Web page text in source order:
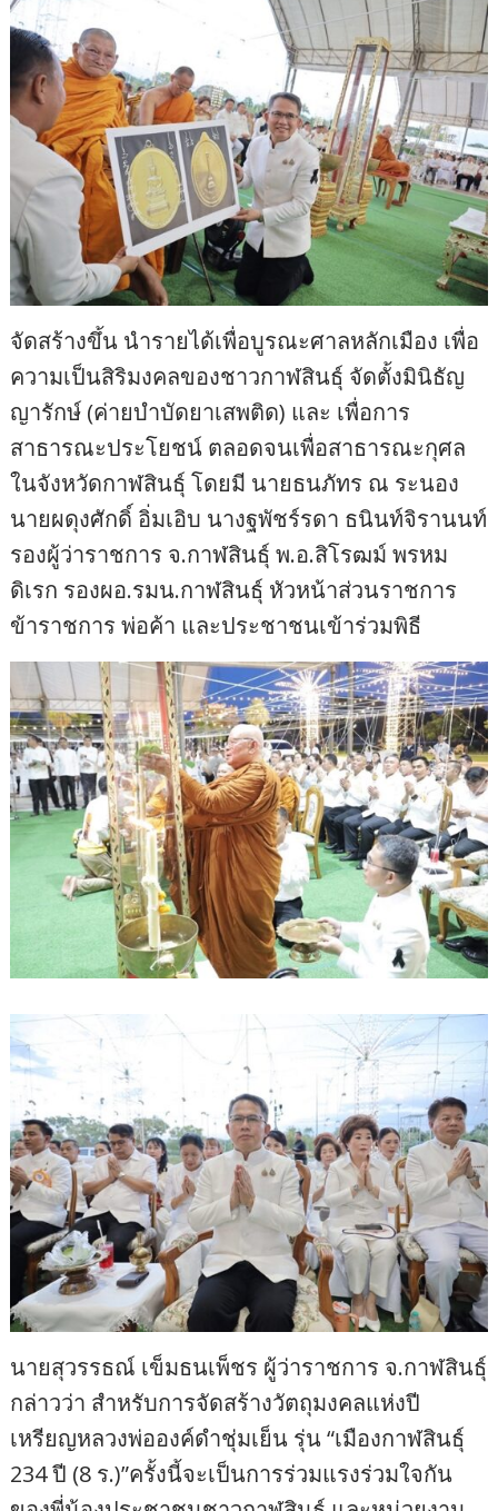
จัดสร้างขึ้น นำรายได้เพื่อบูรณะศาลหลักเมือง เพื่อ
ความเป็นสิริมงคลของชาวกาฬสินธุ์ จัดตั้งมินิธัญ
ญารักษ์ (ค่ายบำบัดยาเสพติด) และ เพื่อการ
สาธารณะประโยชน์ ตลอดจนเพื่อสาธารณะกุศล
ในจังหวัดกาฬสินธุ์ โดยมี นายธนภัทร ณ ระนอง
นายผดุงศักดิ์ อิ่มเอิบ นางฐพัชร์รดา ธนินท์จิรานนท์
รองผู้ว่าราชการ จ.กาฬสินธุ์ พ.อ.สิโรฒม์ พรหม
ดิเรก รองผอ.รมน.กาฬสินธุ์ หัวหน้าส่วนราชการ
ข้าราชการ พ่อค้า และประชาชนเข้าร่วมพิธี
นายสุวรรธณ์ เข็มธนเพ็ชร ผู้ว่าราชการ จ.กาฬสินธุ์
กล่าวว่า สำหรับการจัดสร้างวัตถุมงคลแห่งปี
เหรียญหลวงพ่อองค์ดำชุ่มเย็น รุ่น “เมืองกาฬสินธุ์
234 ปี (8 ร.)”ครั้งนี้จะเป็นการร่วมแรงร่วมใจกัน